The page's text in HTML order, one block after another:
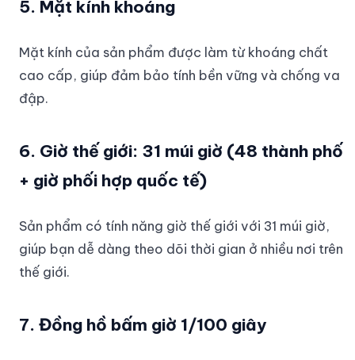
5. Mặt kính khoáng
Mặt kính của sản phẩm được làm từ khoáng chất
cao cấp, giúp đảm bảo tính bền vững và chống va
đập.
6. Giờ thế giới: 31 múi giờ (48 thành phố
+ giờ phối hợp quốc tế)
Sản phẩm có tính năng giờ thế giới với 31 múi giờ,
giúp bạn dễ dàng theo dõi thời gian ở nhiều nơi trên
thế giới.
7. Đồng hồ bấm giờ 1/100 giây